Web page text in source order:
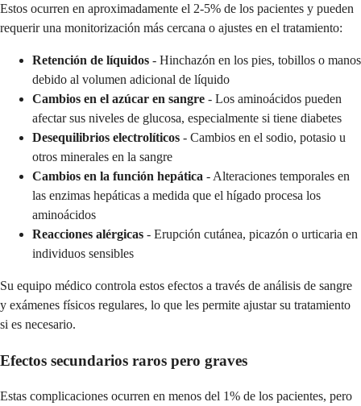
Estos ocurren en aproximadamente el 2-5% de los pacientes y pueden
requerir una monitorización más cercana o ajustes en el tratamiento:
Retención de líquidos - Hinchazón en los pies, tobillos o manos
debido al volumen adicional de líquido
Cambios en el azúcar en sangre - Los aminoácidos pueden
afectar sus niveles de glucosa, especialmente si tiene diabetes
Desequilibrios electrolíticos - Cambios en el sodio, potasio u
otros minerales en la sangre
Cambios en la función hepática - Alteraciones temporales en
las enzimas hepáticas a medida que el hígado procesa los
aminoácidos
Reacciones alérgicas - Erupción cutánea, picazón o urticaria en
individuos sensibles
Su equipo médico controla estos efectos a través de análisis de sangre
y exámenes físicos regulares, lo que les permite ajustar su tratamiento
si es necesario.
Efectos secundarios raros pero graves
Estas complicaciones ocurren en menos del 1% de los pacientes, pero